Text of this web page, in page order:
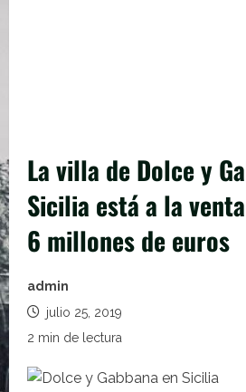
La villa de Dolce y
Sicilia está a la
6 millones de euros
admin
julio 25, 2019
2 min de lectura